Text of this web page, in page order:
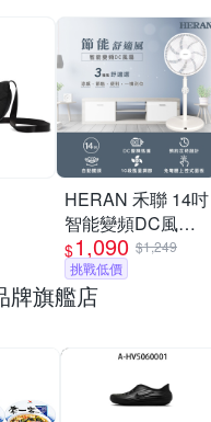
斜
HERAN 禾聯 14吋
智能變頻DC風扇
HDF-14WT760
[限時優惠]
$1,090 $1,249
挑戰低價
牌旗艦店